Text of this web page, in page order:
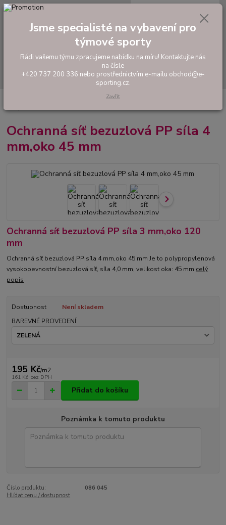
Hledat
tel: +420 737 200 336
0,00 Kč
Ochranná síť bezuzlová PP síla 4
mm,oko 45 mm
Ochranná síť bezuzlová PP síla 4
mm,oko 45 mm
Ochranná síť bezuzlová PP síla 3 mm,oko 120
mm
Ochranná síť bezuzlová PP síla 4 mm,oko 45 mm Je to polypropylenová
vysokopevnostní bezuzlová síť, síla 4,0 mm, velikost oka: 45 mm celý
popis
Dostupnost
Není skladem
BAREVNÉ PROVEDENÍ
195 Kč/m2
161 Kč bez DPH
Přidat do košíku
Poznámka k tomuto produktu
Číslo produktu:
086 045
Hlídat cenu / dostupnost
Jsme specialisté na vybavení pro
týmové sporty
Rádi vašemu týmu zpracujeme nabídku na míru! Kontaktujte nás
na čísle
+420 737 200 336 nebo prostřednictvím e-mailu obchod@e-
sporting.cz.
Zavřít